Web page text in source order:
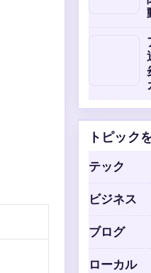
トピック
テック
ビジネス
ブログ
ローカル